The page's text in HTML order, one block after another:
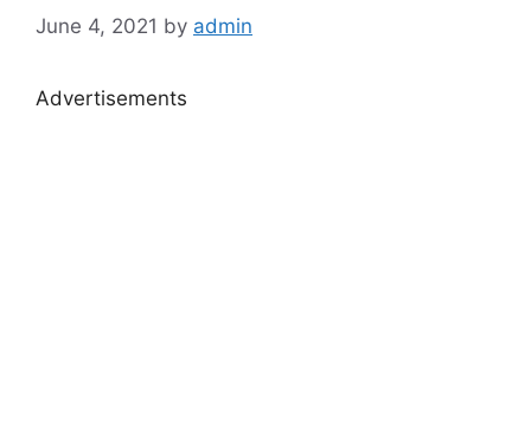
June 4, 2021 by admin
Advertisements